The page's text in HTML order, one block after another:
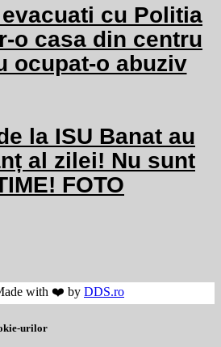
cu Politia
o casa din centru
ocupat-o abuziv
la ISU Banat au
al zilei! Nu sunt
FOTO
with ❤️ by DDS.ro
urilor